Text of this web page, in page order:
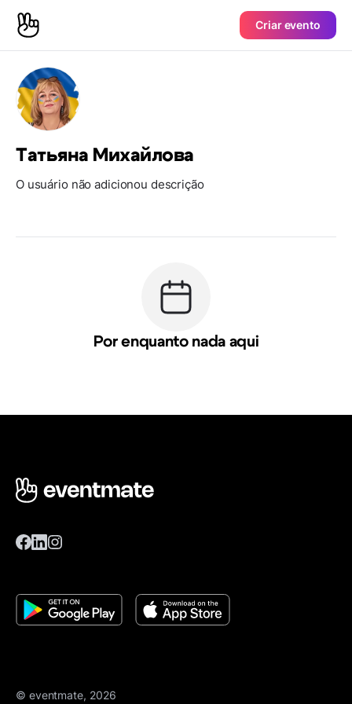
Criar evento
Татьяна Михайлова
O usuário não adicionou descrição
Por enquanto nada aqui
© eventmate, 2026